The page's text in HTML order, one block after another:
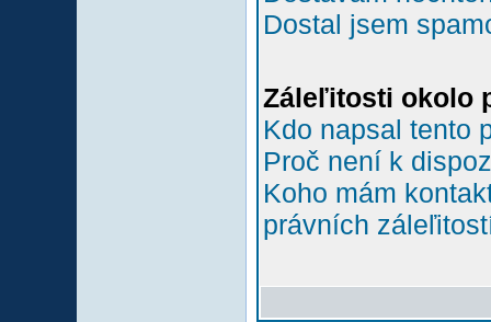
Dostal jsem
Záleľitosti okolo
Kdo napsal tento
Proč není k
Koho mám
právních